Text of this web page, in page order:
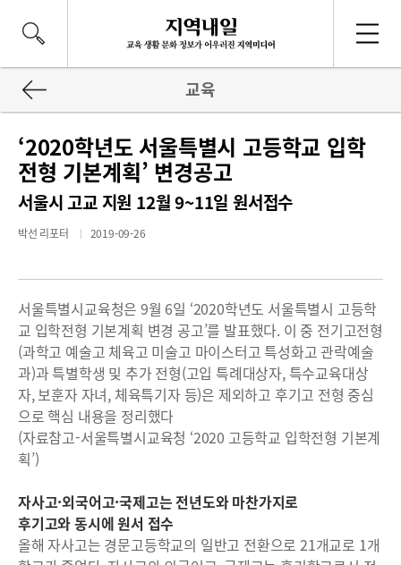
교육
‘2020학년도 서울특별시 고등학교 입학
전형 기본계획’ 변경공고
서울시 고교 지원 12월 9~11일 원서접수
박선 리포터 2019-09-26
서울특별시교육청은 9월 6일 ‘2020학년도 서울특별시 고등학
교 입학전형 기본계획 변경 공고’를 발표했다. 이 중 전기고전형
(과학고 예술고 체육고 미술고 마이스터고 특성화고 관락예술
과)과 특별학생 및 추가 전형(고입 특례대상자, 특수교육대상
자, 보훈자 자녀, 체육특기자 등)은 제외하고 후기고 전형 중심
으로 핵심 내용을 정리했다
(자료참고-서울특별시교육청 ‘2020 고등학교 입학전형 기본계
획’)
자사고·외국어고·국제고는 전년도와 마찬가지로
후기고와 동시에 원서 접수
올해 자사고는 경문고등학교의 일반고 전환으로 21개교로 1개